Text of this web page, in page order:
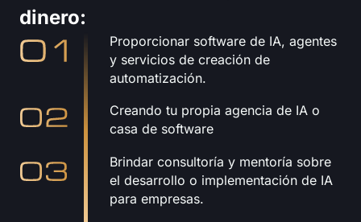
dinero:
Proporcionar software de IA, agentes
y servicios de creación de
automatización.
Creando tu propia agencia de IA o
casa de software
Brindar consultoría y mentoría sobre
el desarrollo o implementación de IA
para empresas.